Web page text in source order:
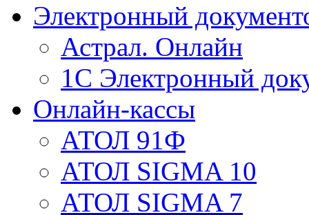
Электронный
Астрал. Онлайн
1С Электронный
Онлайн-кассы
АТОЛ 91Ф
АТОЛ SIGMA 10
АТОЛ SIGMA 7